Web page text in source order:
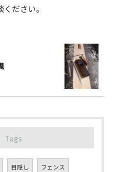
ださい。
Tags
目隠し フェンス